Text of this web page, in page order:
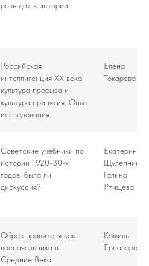
роль дат в истории
Российская
интеллигенция XX века:
культура прорыва и
культура принятия. Опыт
исследования.
Елена
Токарева
Советские учебники по
истории 1920-30-х
годов: была ли
дискуссия?
Екатерина
Галина
Ртищева
Образ правителя как
военачальника в
Средние Века
Камиль
Ерназаров